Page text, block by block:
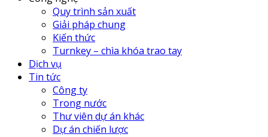
Quy trình sản xuất
Giải pháp chung
Kiến thức
Turnkey – chìa khóa trao tay
Dịch vụ
Tin tức
Công ty
Trong nước
Thư viên dự án khác
Dự án chiến lược